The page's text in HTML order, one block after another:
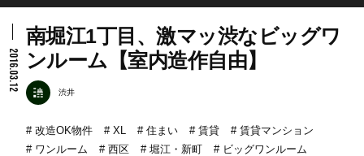
会社情報
2016.03.12
南堀江1丁目、激マッ渋なビッグワ
ンルーム【室内造作自由】
渋井
改造OK物件 XL 住まい 賃貸
賃貸マンション
ワンルーム
西区 堀江・新町
ビッグワンルーム